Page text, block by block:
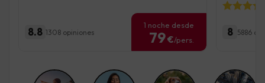
8.8 1308 opiniones
1 noche desde
79€/pers.
8 5886